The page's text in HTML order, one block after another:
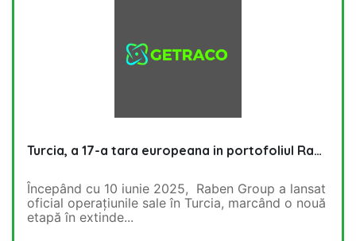
Turcia, a 17-a tara europeana in portofoliul Raben
Începând cu 10 iunie 2025, Raben Group a lansat
oficial operațiunile sale în Turcia, marcând o nouă
etapă în extinde...